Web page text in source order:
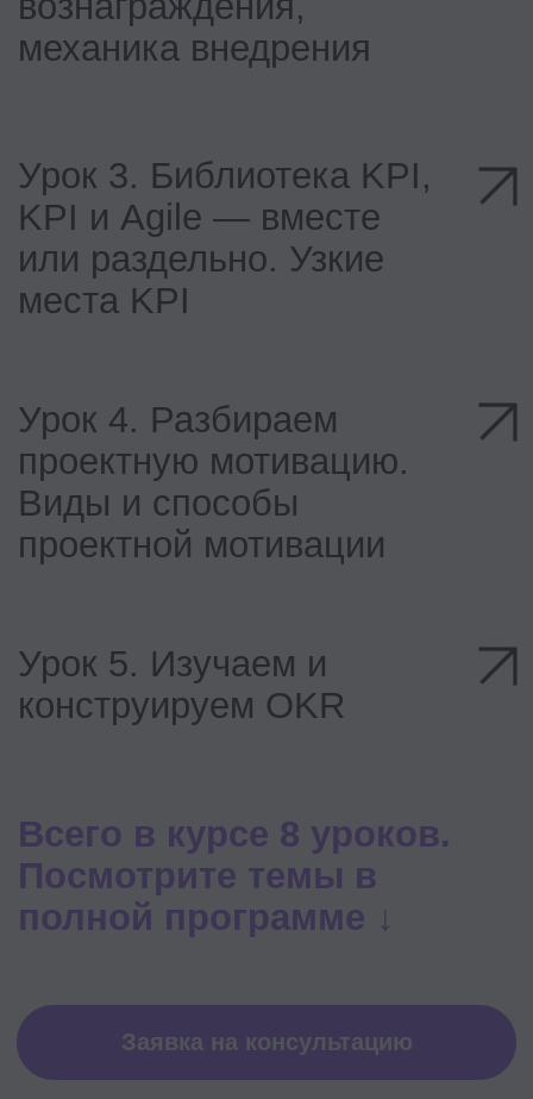
Обучение состоит из тематических
модулей. В каждом модуле —
Записи уроков
Смотрите видеоуроки с экспертами
когда угодно: нет привязки ко
времени. Приходите на практикумы,
чтобы задавать вопросы или
смотрите записи.
Нетворк
Общайтесь с однокурсниками и
преподавателями в чате.